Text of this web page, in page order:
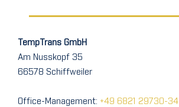
TempTrans GmbH
Am Nusskopf 35
66578 Schiffweiler
Office-Management: +49 6821 29730-34